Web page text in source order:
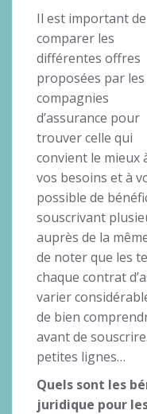
Il est important de
comparer les
différentes offres
proposées par les
compagnies
d’assurance pour
trouver celle qui
convient le mieux
vos besoins et à
possible de
souscrivant
auprès de la
de noter que les
chaque contrat
varier
de bien
avant de
petites lignes…
Quels sont les
juridique pour